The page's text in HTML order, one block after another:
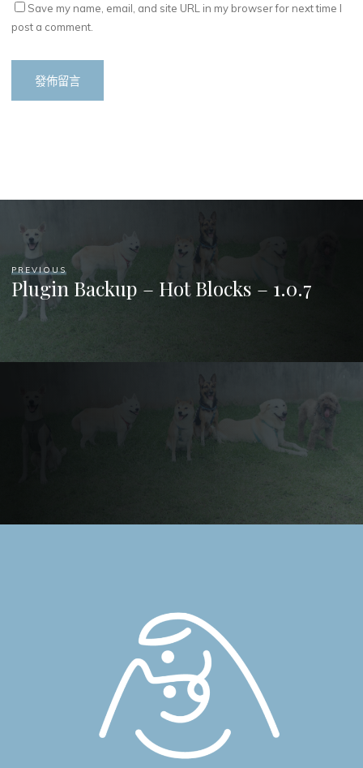
Save my name, email, and site URL in my browser for next time I
post a comment.
PREVIOUS
Plugin Backup – Hot Blocks – 1.0.7